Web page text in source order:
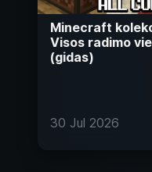
Minecraft
Visos radimo
(gidas)
30 Jul 2026